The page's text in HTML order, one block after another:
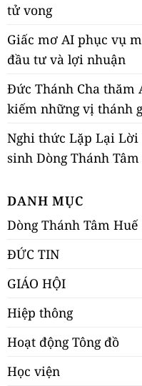
tử vong
Giấc mơ AI phục vụ
đầu tư và lợi nhuận
Đức Thánh Cha thăm
kiếm những vị thánh
Nghi thức Lặp Lại Lời
sinh Dòng Thánh Tâm
DANH MỤC
Dòng Thánh Tâm Huế
ĐỨC TIN
GIÁO HỘI
Hiệp thông
Hoạt động Tông đồ
Học viện